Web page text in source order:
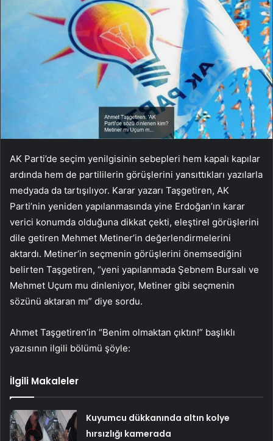
AK Parti’de seçim yenilgisinin sebepleri hem kapalı kapılar
ardında hem de partililerin görüşlerini yansıttıkları yazılarla
medyada da tartışılıyor. Karar yazarı Taşgetiren, AK
Parti’nin yeniden yapılanmasında yine Erdoğan’ın karar
verici konumda olduğuna dikkat çekti, eleştirel görüşlerini
dile getiren Mehmet Metiner’in değerlendirmelerini
aktardı. Metiner’in seçmenin görüşlerini önemsediğini
belirten Taşgetiren, “yeni yapılanmada Şebnem Bursalı ve
Mehmet Uçum mu dinleniyor, Metiner gibi seçmenin
sözünü aktaran mı” diye sordu.
Ahmet Taşgetiren’in “Benim olmaktan çıktın!” başlıklı
yazısının ilgili bölümü şöyle:
İlgili Makaleler
Kuyumcu dükkanında altın kolye
hırsızlığı kamerada